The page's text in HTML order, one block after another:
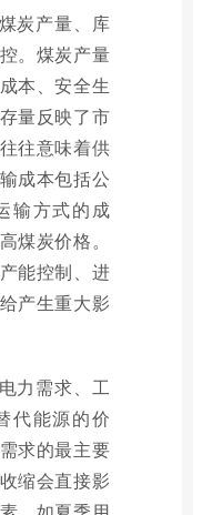
炭产量、库
。煤炭产量
本、安全生
量反映了市
往意味着供
成本包括公
输方式的成
煤炭价格。
能控制、进
产生重大影
力需求、工
代能源的价
求的最主要
缩会直接影